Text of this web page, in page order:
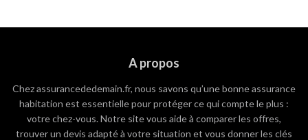
A propos
Chez assurancededemain.fr, nous savons qu’une bonne assurance
habitation est essentielle pour protéger ce qui compte le plus :
votre chez-vous. Notre site vous aide à comparer les offres,
trouver un devis adapté à votre situation et vous donner les clés